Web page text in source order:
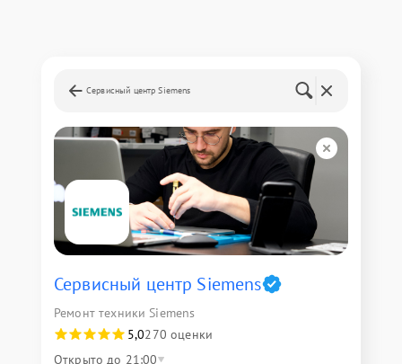
Сервисный центр Siemens
Сервисный центр Siemens
Ремонт техники Siemens
5,0270 оценки
Открыто до 21:00